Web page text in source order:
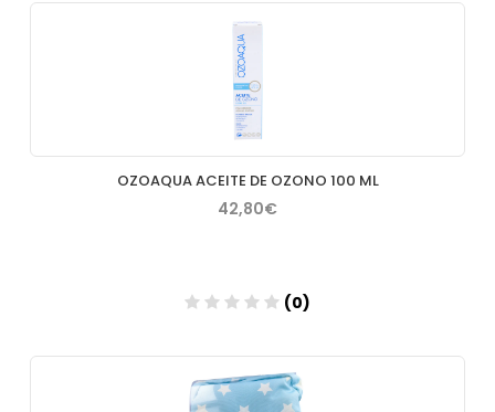
Añadir
OZOAQUA ACEITE DE OZONO 100 ML
42,80€
(0)
Añadir